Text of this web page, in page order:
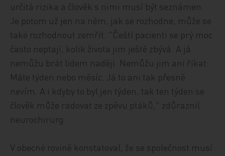
určitá rizika a člověk s nimi musí být seznámen.
Je potom už jen na něm, jak se rozhodne, může se
také rozhodnout zemřít. "Čeští pacienti se prý moc
často neptají, kolik života jim ještě zbývá. A já
nemůžu brát lidem naději. Nemůžu jim ani říkat:
Máte týden nebo měsíc. Já to ani tak přesně
nevím. A i kdyby to byl jen týden, tak ten týden se
člověk může radovat ze zpěvu ptáků," zdůraznil
neurochirurg.
V obecné rovině konstatoval, že se společnost musí